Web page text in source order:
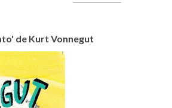
de Kurt Vonnegut